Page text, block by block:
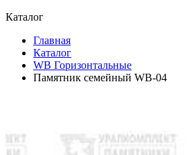
Каталог
Главная
Каталог
WB Горизонтальные
Памятник семейный WB-04